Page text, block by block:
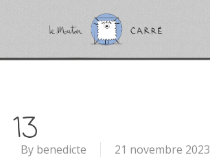
13
By benedicte
21 novembre 2023